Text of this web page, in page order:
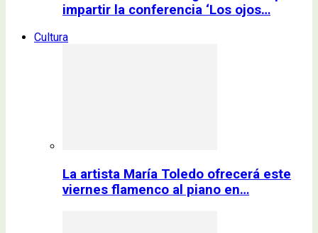
impartir la conferencia ‘Los ojos…
Cultura
La artista María Toledo ofrecerá este
viernes flamenco al piano en…